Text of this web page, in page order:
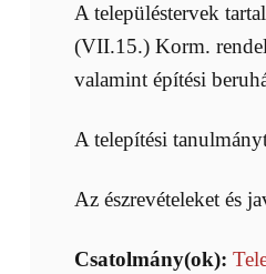
A településtervek
(VII.15.) Korm.
valamint építési
A telepítési
Az észrevételeket és
Csatolmány(ok):